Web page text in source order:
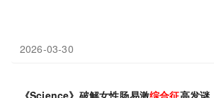
2026-03-30
《Science》破解女性肠易激综合征高发谜题